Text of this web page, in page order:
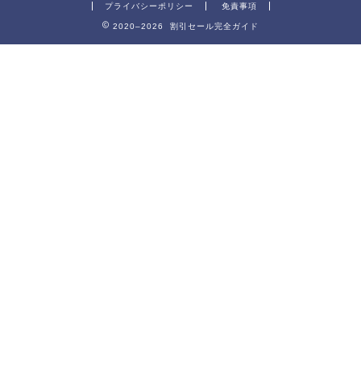
プライバシーポリシー 免責事項
2020–2026 割引セール完全ガイド